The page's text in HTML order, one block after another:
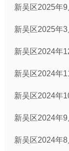
新吴区2025年
新吴区2025年
新吴区2024年
新吴区2024年
新吴区2024年
新吴区2024年
新吴区2024年